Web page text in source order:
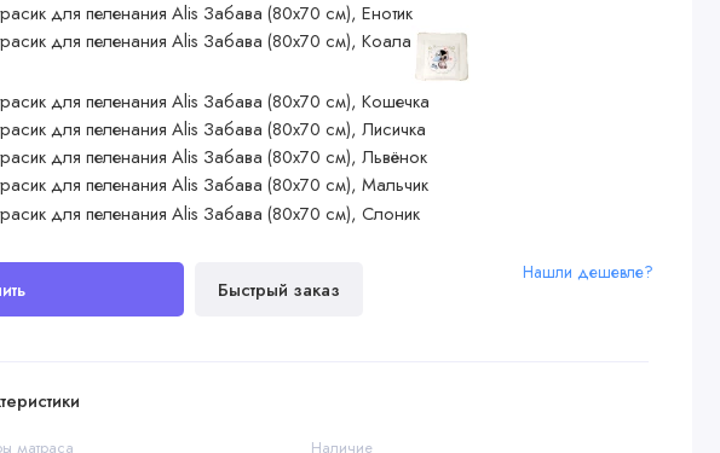
Быстрый заказ
Нашли дешевле?
матраса Наличие